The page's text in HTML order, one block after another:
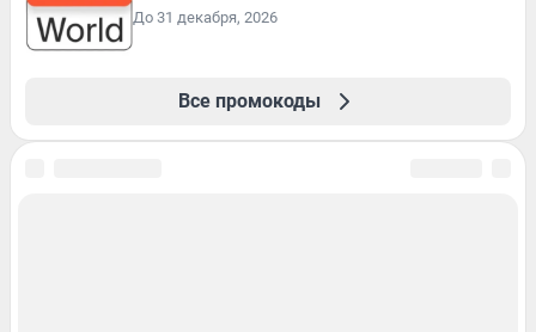
До 31 декабря, 2026
Все промокоды